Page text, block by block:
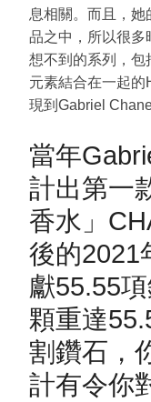
息相關。而且，
品之中，所以很多
想不到的系列，包
元素結合在一起
現到Gabriel
當年
計出第一
香水」
後的2021
獻55.55
顆重達
割鑽石，
計有令你